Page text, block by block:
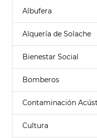
Albufera
Alquería de Solache
Bienestar Social
Bomberos
Contaminación
Cultura